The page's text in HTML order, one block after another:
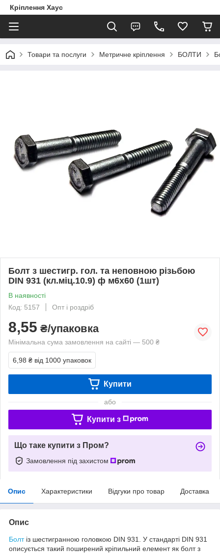
Кріплення Хаус
Товари та послуги Метричне кріплення БОЛТИ
Болт з шестигр. гол. та неповною різьбою
DIN 931 (кл.міц.10.9) ф м6х60 (1шт)
В наявності
Код: 5157
Опт і роздріб
8,55 ₴/упаковка
Мінімальна сума замовлення на сайті — 500 ₴
6,98 ₴ від 1000 упаковок
Купити
або
Купити з
Що таке купити з Пром?
Замовлення під захистом
Опис Характеристики Відгуки про товар Доставка
Опис
Болтіз шестигранною головкою DIN 931. У стандарті DIN 931
описується такий поширений кріпильний елемент як болт з